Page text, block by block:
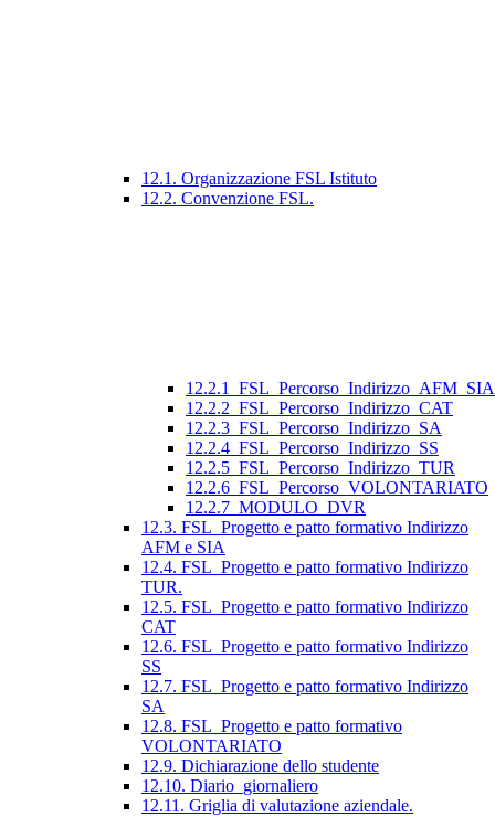
12.1. Organizzazione FSL Istituto
12.2. Convenzione FSL.
12.2.1_FSL_Percorso_Indirizzo_AFM_SIA
12.2.2_FSL_Percorso_Indirizzo_CAT
12.2.3_FSL_Percorso_Indirizzo_SA
12.2.4_FSL_Percorso_Indirizzo_SS
12.2.5_FSL_Percorso_Indirizzo_TUR
12.2.6_FSL_Percorso_VOLONTARIATO
12.2.7_MODULO_DVR
12.3. FSL_Progetto e patto formativo Indirizzo
AFM e SIA
12.4. FSL_Progetto e patto formativo Indirizzo
TUR.
12.5. FSL_Progetto e patto formativo Indirizzo
CAT
12.6. FSL_Progetto e patto formativo Indirizzo
SS
12.7. FSL_Progetto e patto formativo Indirizzo
SA
12.8. FSL_Progetto e patto formativo
VOLONTARIATO
12.9. Dichiarazione dello studente
12.10. Diario_giornaliero
12.11. Griglia di valutazione aziendale.